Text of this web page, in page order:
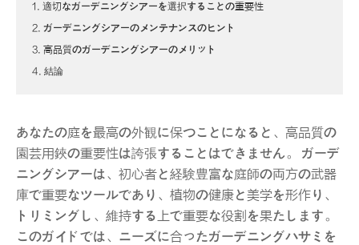
1. 適切なガーデニングシアーを選択することの重要性
2. ガーデニングシアーのメンテナンスのヒント
3. 高品質のガーデニングシアーのメリット
4. 結論
あなたの庭を最高の外観に保つことになると、高品質の
園芸用鋏の重要性は誇張することはできません。 ガーデ
ニングシアーは、初心者と経験豊富な庭師の両方の武器
庫で重要なツールであり、植物の健康と美学を形作り、
トリミングし、維持する上で重要な役割を果たします。
このガイドでは、ニーズに合ったガーデニングハサミを